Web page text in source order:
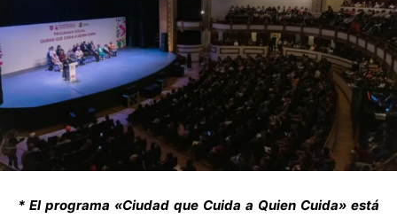
* El programa «Ciudad que Cuida a Quien Cuida» está